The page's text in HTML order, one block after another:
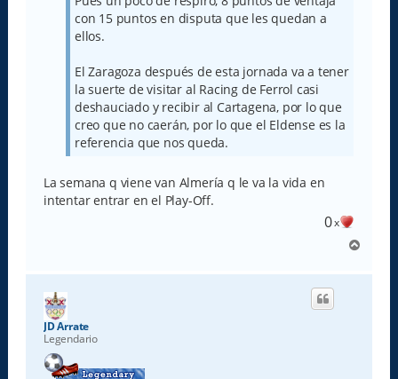
con 15 puntos en disputa que les quedan a
ellos.
El Zaragoza después de esta jornada va a tener
la suerte de visitar al Racing de Ferrol casi
deshauciado y recibir al Cartagena, por lo que
creo que no caerán, por lo que el Eldense es la
referencia que nos queda.
La semana q viene van Almería q le va la vida en
intentar entrar en el Play-Off.
0x
r
JD Arrate
Legendario